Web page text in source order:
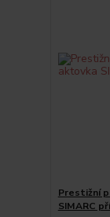
Prestižní
SIMARC